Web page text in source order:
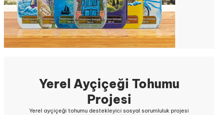
Yerel Ayçiçeği Tohumu
Projesi
Yerel ayçiçeği tohumu destekleyici sosyal sorumluluk projesi